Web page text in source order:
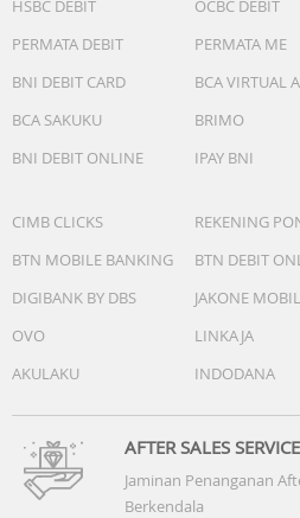
HSBC DEBIT
OCBC DEBIT
PERMATA DEBIT
PERMATA ME
BNI DEBIT CARD
BCA VIRTUAL
BCA SAKUKU
BRIMO
BNI DEBIT ONLINE
IPAY BNI
CIMB CLICKS
REKENING
BTN MOBILE BANKING
BTN DEBIT
DIGIBANK BY DBS
JAKONE
OVO
LINKAJA
AKULAKU
INDODANA
AFTER SALES SERVICE
Jaminan Penanganan
Berkendala